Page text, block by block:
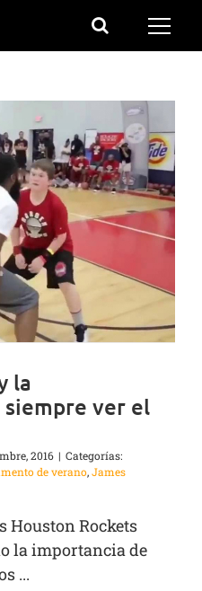
la
ver el
2016 | Categorías:
de verano,James
Houston Rockets
la importancia de
...